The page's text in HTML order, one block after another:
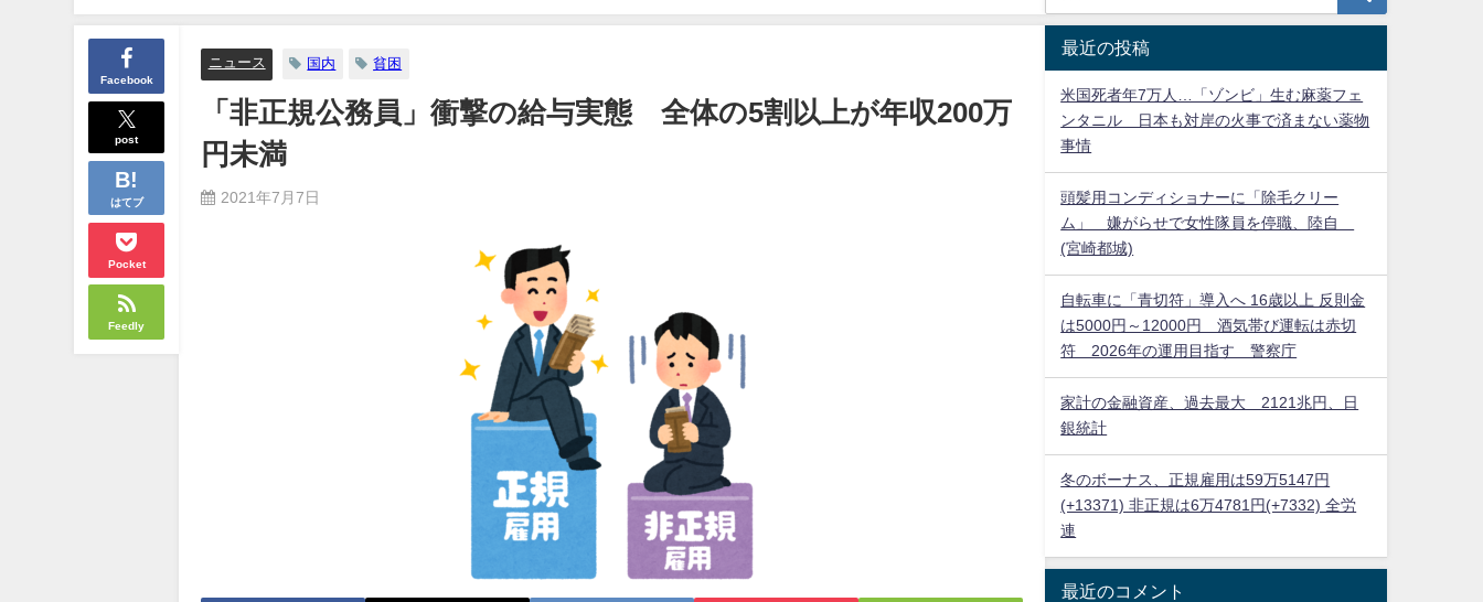
【画像】人気Vチューバーさん、とんでもない姿を披露ｗｗｗｗｗｗｗｗｗｗ 他 / 2chnaviヘッドライン
【悲報】2050年の日本、独身ボッチ祭りが現実になるとかｗｗｗｗ 他 / 2chnaviヘッドライン
Powered by livedoor 相互RSS
Facebook
post
はてブ
Pocket
Feedly
ニュース 国内 貧困
「非正規公務員」衝撃の給与実態 全体の5割以上が年収200万
円未満
2021年7月7日
最近の投稿
米国死者年7万人…「ゾンビ」生む麻薬フェ
ンタニル 日本も対岸の火事で済まない薬物
事情
頭髪用コンディショナーに「除毛クリー
ム」 嫌がらせで女性隊員を停職、陸自
(宮崎都城)
自転車に「青切符」導入へ 16歳以上 反則金
は5000円～12000円 酒気帯び運転は赤切
符 2026年の運用目指す 警察庁
家計の金融資産、過去最大 2121兆円、日
銀統計
冬のボーナス、正規雇用は59万5147円
(+13371) 非正規は6万4781円(+7332) 全労
連
最近のコメント